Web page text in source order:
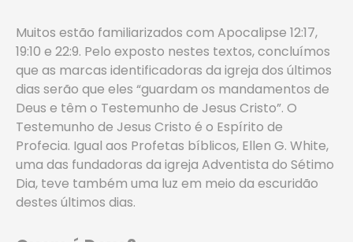
Muitos estão familiarizados com Apocalipse 12:17,
19:10 e 22:9. Pelo exposto nestes textos, concluímos
que as marcas identificadoras da igreja dos últimos
dias serão que eles “guardam os mandamentos de
Deus e têm o Testemunho de Jesus Cristo”. O
Testemunho de Jesus Cristo é o Espírito de
Profecia. Igual aos Profetas bíblicos, Ellen G. White,
uma das fundadoras da igreja Adventista do Sétimo
Dia, teve também uma luz em meio da escuridão
destes últimos dias.